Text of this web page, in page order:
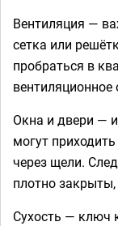
Вентиляция —
сетка или
пробраться в
вентиляционное
Окна и двери —
могут
через щели.
плотно
Сухость — ключ